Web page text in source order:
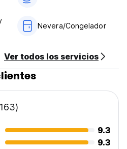
Nevera/Congelador
Ver todos los servicios
9.3
9.3